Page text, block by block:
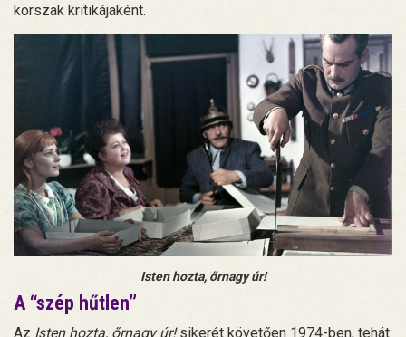
korszak kritikájaként.
Isten hozta, őrnagy úr!
A “szép hűtlen”
Az Isten hozta, őrnagy úr!sikerét követően 1974-ben, tehát